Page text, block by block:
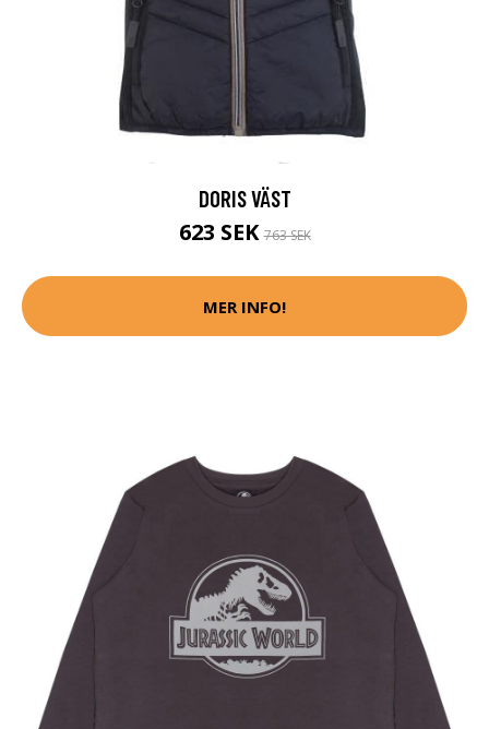
DORIS VÄST
623 SEK763 SEK
MER INFO!